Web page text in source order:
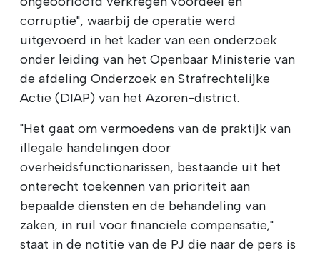
corruptie", waarbij de operatie werd
uitgevoerd in het kader van een onderzoek
onder leiding van het Openbaar Ministerie van
de afdeling Onderzoek en Strafrechtelijke
Actie (DIAP) van het Azoren-district.
"Het gaat om vermoedens van de praktijk van
illegale handelingen door
overheidsfunctionarissen, bestaande uit het
onterecht toekennen van prioriteit aan
bepaalde diensten en de behandeling van
zaken, in ruil voor financiële compensatie,"
staat in de notitie van de PJ die naar de pers is